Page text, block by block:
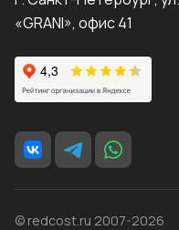
«GRANI», офис 41
© redcost.ru 2007-2026